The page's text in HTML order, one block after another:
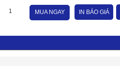
MUA NGAY IN BÁO GIÁ